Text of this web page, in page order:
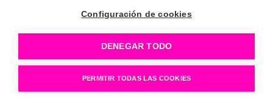
Configuración Cookies
Puntoycoma360 © 2026.
Configuración de cookies
DENEGAR TODO
PERMITIR TODAS LAS COOKIES